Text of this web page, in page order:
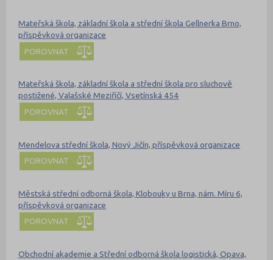
Mateřská škola, základní škola a střední škola Gellnerka Brno,
příspěvková organizace
POROVNAT
Mateřská škola, základní škola a střední škola pro sluchově
postižené, Valašské Meziříčí, Vsetínská 454
POROVNAT
Mendelova střední škola, Nový Jičín, příspěvková organizace
POROVNAT
Městská střední odborná škola, Klobouky u Brna, nám. Míru 6,
příspěvková organizace
POROVNAT
Obchodní akademie a Střední odborná škola logistická, Opava,